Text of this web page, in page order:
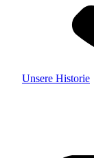
Unsere Historie